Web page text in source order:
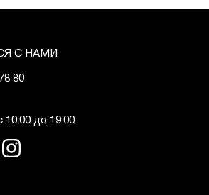
С НАМИ
80
10:00 до 19:00